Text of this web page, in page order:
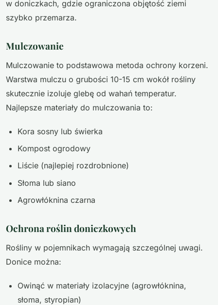
w doniczkach, gdzie ograniczona objętość ziemi
szybko przemarza.
Mulczowanie
Mulczowanie to podstawowa metoda ochrony korzeni.
Warstwa mulczu o grubości 10-15 cm wokół rośliny
skutecznie izoluje glebę od wahań temperatur.
Najlepsze materiały do mulczowania to:
Kora sosny lub świerka
Kompost ogrodowy
Liście (najlepiej rozdrobnione)
Słoma lub siano
Agrowłóknina czarna
Ochrona roślin doniczkowych
Rośliny w pojemnikach wymagają szczególnej uwagi.
Donice można:
Owinąć w materiały izolacyjne (agrowłóknina,
słoma, styropian)